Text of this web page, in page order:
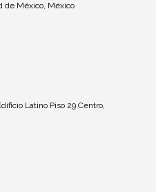
de México, México
Latino Piso 29 Centro,